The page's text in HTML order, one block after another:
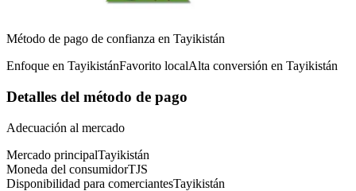
Método de pago de confianza en Tayikistán
Enfoque en TayikistánFavorito localAlta conversión en Tayikistán
Detalles del método de pago
Adecuación al mercado
Mercado principalTayikistán
Moneda del consumidorTJS
Disponibilidad para comerciantesTayikistán